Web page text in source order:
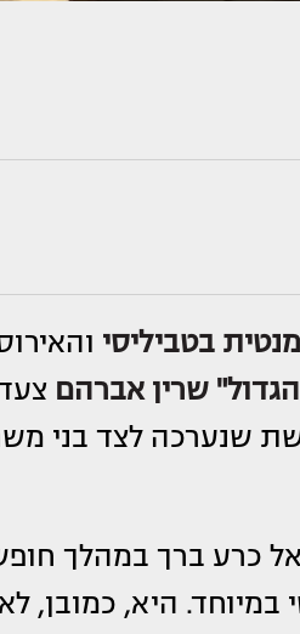
בטביליסי
שרין אברהם
שנערכה לצד בני
כרע ברך במהלך
במיוחד. היא,